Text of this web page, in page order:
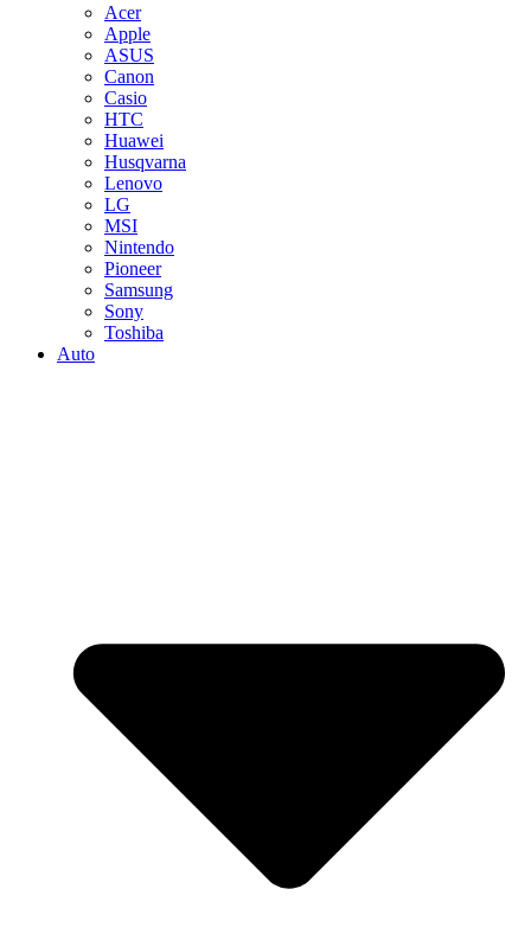
Acer
Apple
ASUS
Canon
Casio
HTC
Huawei
Husqvarna
Lenovo
LG
MSI
Nintendo
Pioneer
Samsung
Sony
Toshiba
Auto